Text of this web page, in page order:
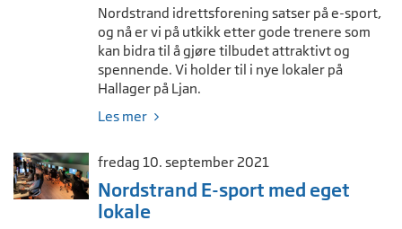
Nordstrand idrettsforening satser på e-sport,
og nå er vi på utkikk etter gode trenere som
kan bidra til å gjøre tilbudet attraktivt og
spennende. Vi holder til i nye lokaler på
Hallager på Ljan.
Les mer
fredag 10. september 2021
Nordstrand E-sport med eget
lokale